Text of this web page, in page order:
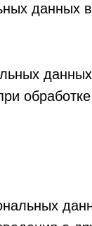
данных
обработке